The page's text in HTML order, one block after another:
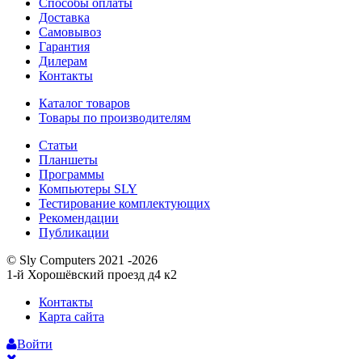
Способы оплаты
Доставка
Самовывоз
Гарантия
Дилерам
Контакты
Каталог товаров
Товары по производителям
Статьи
Планшеты
Программы
Компьютеры SLY
Тестирование комплектующих
Рекомендации
Публикации
© Sly Computers 2021 -2026
1-й Хорошёвский проезд д4 к2
Контакты
Карта сайта
Войти